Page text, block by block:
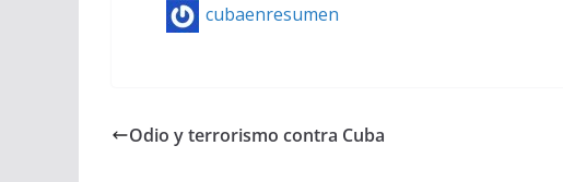
cubaenresumen
Odio y terrorismo contra Cuba